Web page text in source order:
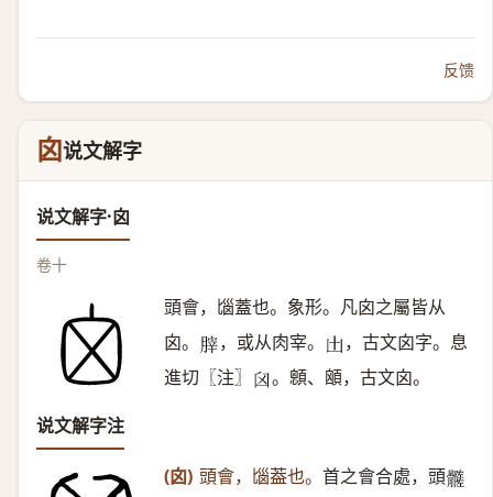
反馈
囟说文解字
说文解字·囟
卷十
頭會，匘蓋也。象形。凡囟之屬皆从
囟。 𦞤 ，或从肉宰。 𠙷 ，古文囟字。息
進切〖注〗 𦥓 。顖、䪿，古文囟。
说文解字注
(囟) 頭會，匘葢也。 首之會合處，頭𩪦